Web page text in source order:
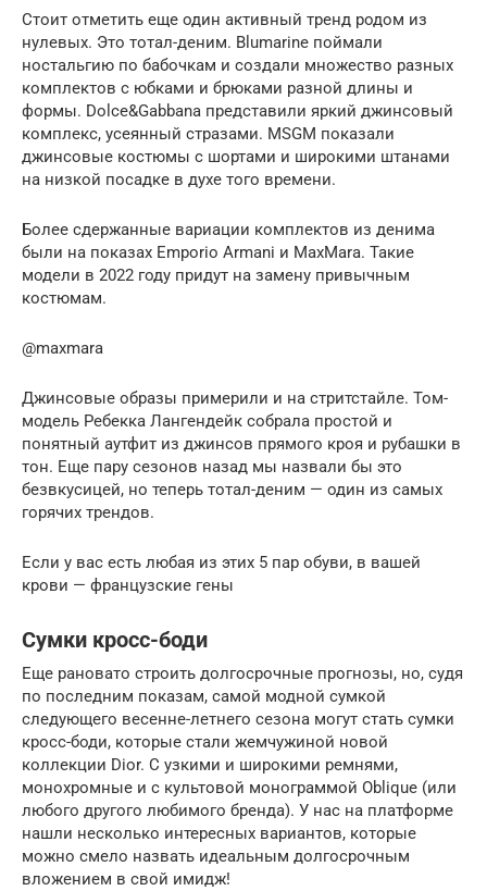
Стоит отметить еще один активный тренд родом из
нулевых. Это тотал-деним. Blumarine поймали
ностальгию по бабочкам и создали множество разных
комплектов с юбками и брюками разной длины и
формы. Dolce&Gabbana представили яркий джинсовый
комплекс, усеянный стразами. MSGM показали
джинсовые костюмы с шортами и широкими штанами
на низкой посадке в духе того времени.
Более сдержанные вариации комплектов из денима
были на показах Emporio Armani и MaxMara. Такие
модели в 2022 году придут на замену привычным
костюмам.
@maxmara
Джинсовые образы примерили и на стритстайле. Том-
модель Ребекка Лангендейк собрала простой и
понятный аутфит из джинсов прямого кроя и рубашки в
тон. Еще пару сезонов назад мы назвали бы это
безвкусицей, но теперь тотал-деним — один из самых
горячих трендов.
Если у вас есть любая из этих 5 пар обуви, в вашей
крови — французские гены
Сумки кросс-боди
Еще рановато строить долгосрочные прогнозы, но, судя
по последним показам, самой модной сумкой
следующего весенне-летнего сезона могут стать сумки
кросс-боди, которые стали жемчужиной новой
коллекции Dior. С узкими и широкими ремнями,
монохромные и с культовой монограммой Oblique (или
любого другого любимого бренда). У нас на платформе
нашли несколько интересных вариантов, которые
можно смело назвать идеальным долгосрочным
вложением в свой имидж!